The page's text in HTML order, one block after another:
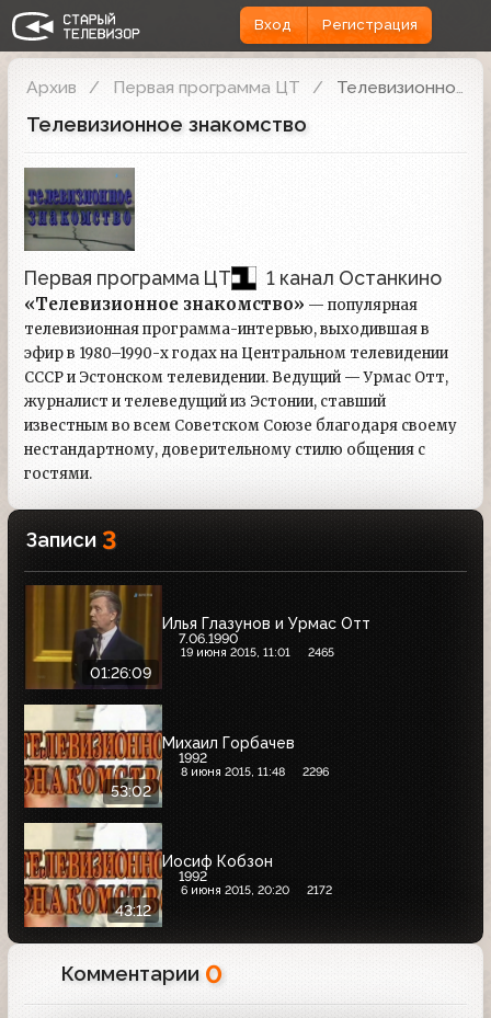
Вход Регистрация
Архив Первая программа ЦТ Телевизионное знакомство
Телевизионное знакомство
Первая программа ЦТ 1 канал Останкино
«Телевизионное знакомство» — популярная
телевизионная программа-интервью, выходившая в
эфир в 1980–1990-х годах на Центральном телевидении
СССР и Эстонском телевидении. Ведущий — Урмас Отт,
журналист и телеведущий из Эстонии, ставший
известным во всем Советском Союзе благодаря своему
нестандартному, доверительному стилю общения с
гостями.
Записи 3
01:26:09
Илья Глазунов и Урмас Отт
7.06.1990
19 июня 2015, 11:01 2465
53:02
Михаил Горбачев
1992
8 июня 2015, 11:48 2296
43:12
Иосиф Кобзон
1992
6 июня 2015, 20:20 2172
Комментарии 0